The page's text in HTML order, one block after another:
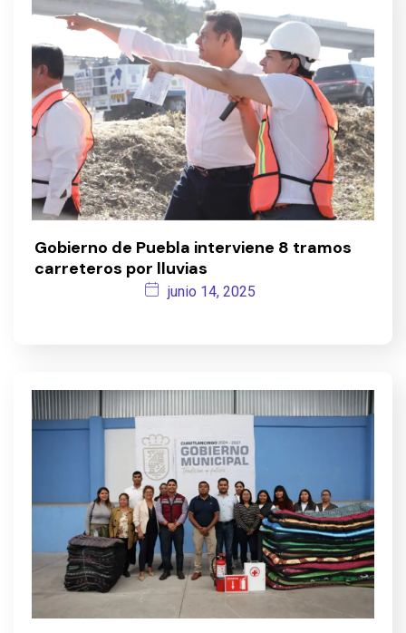
Gobierno de Puebla interviene 8 tramos
carreteros por lluvias
junio 14, 2025